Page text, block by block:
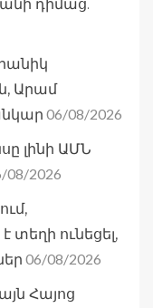
դիմաց.
Արամ
06/08/2026
լինի ԱՄՆ
08/2026
տեղի ունեցել,
06/08/2026
Հայոց